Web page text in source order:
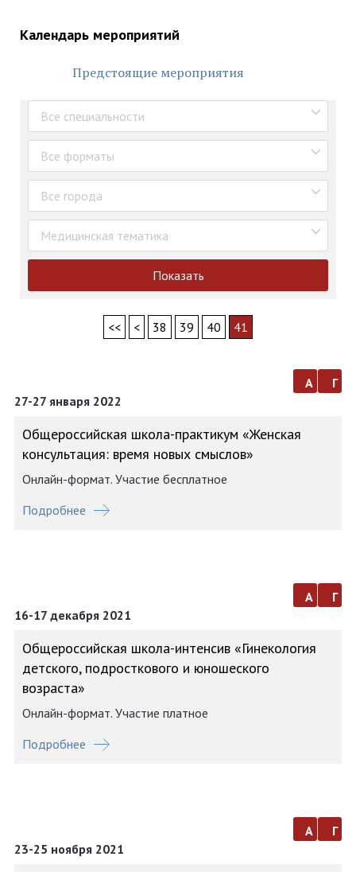
Календарь мероприятий
Предстоящие мероприятия
Все специальности
Все форматы
Все города
Медицинская тематика
Показать
<< < 38 39 40 41
27-27 января 2022
а г
Общероссийская школа-практикум «Женская
консультация: время новых смыслов»
Онлайн-формат. Участие бесплатное
Подробнее
16-17 декабря 2021
а г
Общероссийская школа-интенсив «Гинекология
детского, подросткового и юношеского
возраста»
Онлайн-формат. Участие платное
Подробнее
23-25 ноября 2021
а г